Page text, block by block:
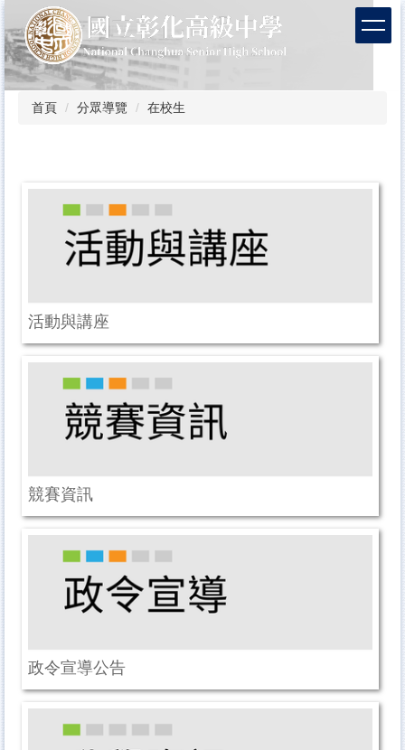
到
主
要
內
首頁 分眾導覽 在校生
活動與講座
競賽資訊
政令宣導公告